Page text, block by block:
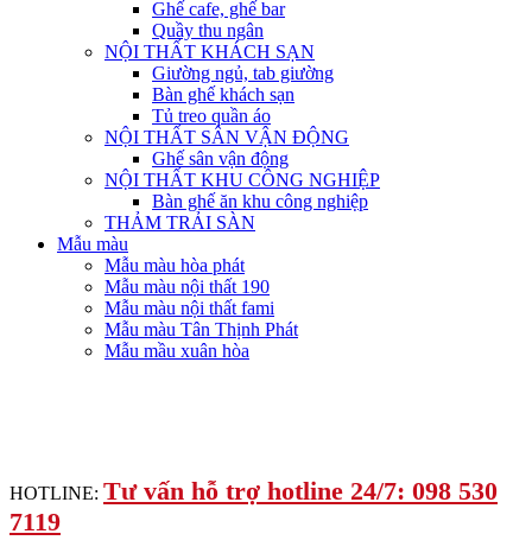
Ghế cafe, ghế bar
Quầy thu ngân
NỘI THẤT KHÁCH SẠN
Giường ngủ, tab giường
Bàn ghế khách sạn
Tủ treo quần áo
NỘI THẤT SÂN VẬN ĐỘNG
Ghế sân vận động
NỘI THẤT KHU CÔNG NGHIỆP
Bàn ghế ăn khu công nghiệp
THẢM TRẢI SÀN
Mẫu màu
Mẫu màu hòa phát
Mẫu màu nội thất 190
Mẫu màu nội thất fami
Mẫu màu Tân Thịnh Phát
Mẫu mầu xuân hòa
HOTLINE: Tư vấn hỗ trợ hotline 24/7: 098 530
7119